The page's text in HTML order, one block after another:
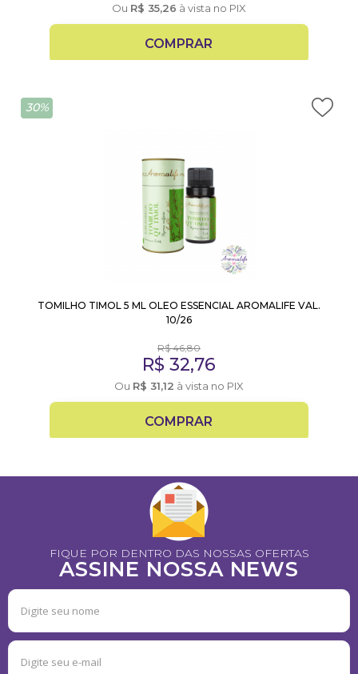
Ou R$ 35,26 à vista no PIX
COMPRAR
30%
TOMILHO TIMOL 5 ML OLEO ESSENCIAL AROMALIFE VAL.
10/26
R$46,80
R$ 32,76
Ou R$ 31,12 à vista no PIX
COMPRAR
FIQUE POR DENTRO DAS NOSSAS OFERTAS
ASSINE NOSSA NEWS